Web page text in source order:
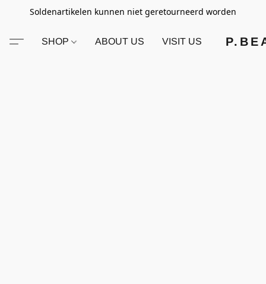
Soldenartikelen kunnen niet geretourneerd worden
SHOP ABOUT US VISIT US